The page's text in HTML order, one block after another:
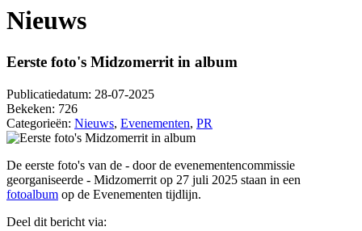
Nieuws
Eerste foto's Midzomerrit in album
Publicatiedatum: 28-07-2025
Bekeken: 726
Categorieën: Nieuws, Evenementen, PR
De eerste foto's van de - door de evenementencommissie
georganiseerde - Midzomerrit op 27 juli 2025 staan in een
fotoalbum op de Evenementen tijdlijn.
Deel dit bericht via: